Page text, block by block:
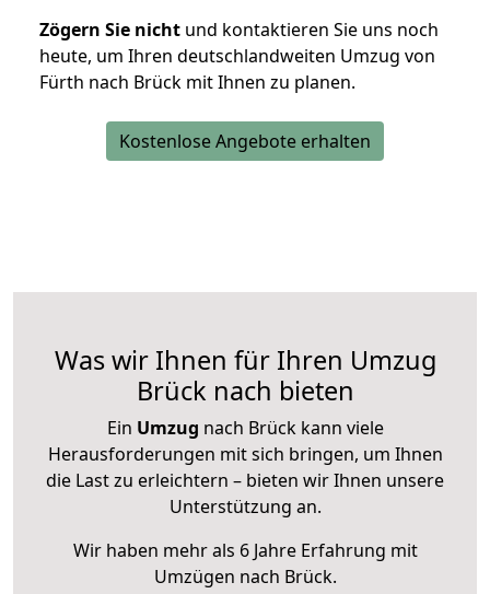
Zögern Sie nicht und kontaktieren Sie uns noch
heute, um Ihren deutschlandweiten Umzug von
Fürth nach Brück mit Ihnen zu planen.
Kostenlose Angebote erhalten
Was wir Ihnen für Ihren Umzug
Brück nach bieten
Ein Umzug nach Brück kann viele
Herausforderungen mit sich bringen, um Ihnen
die Last zu erleichtern – bieten wir Ihnen unsere
Unterstützung an.
Wir haben mehr als 6 Jahre Erfahrung mit
Umzügen nach Brück.